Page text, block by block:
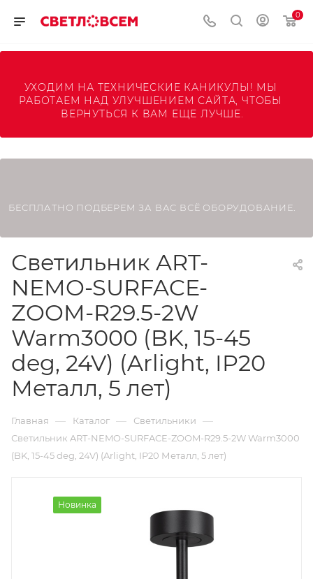
0
УХОДИМ НА ТЕХНИЧЕСКИЕ КАНИКУЛЫ! МЫ
РАБОТАЕМ НАД УЛУЧШЕНИЕМ САЙТА, ЧТОБЫ
ВЕРНУТЬСЯ К ВАМ ЕЩЕ ЛУЧШЕ.
БЕСПЛАТНО ПОДБЕРЕМ ЗА ВАС ВСЁ ОБОРУДОВАНИЕ.
Светильник ART-
NEMO-SURFACE-
ZOOM-R29.5-2W
Warm3000 (BK, 15-45
deg, 24V) (Arlight, IP20
Металл, 5 лет)
Главная — Каталог — Светильники —
Светильник ART-NEMO-SURFACE-ZOOM-R29.5-2W Warm3000
(BK, 15-45 deg, 24V) (Arlight, IP20 Металл, 5 лет)
Новинка